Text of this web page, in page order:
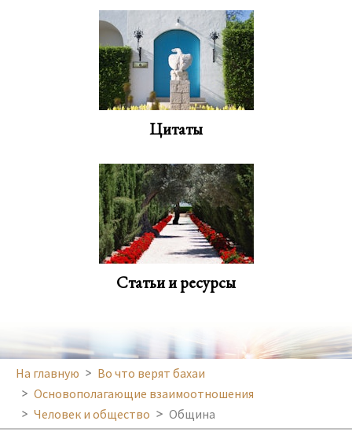
Цитаты
Статьи и ресурсы
На главную
Во что верят бахаи
Основополагающие взаимоотношения
Человек и общество
Община